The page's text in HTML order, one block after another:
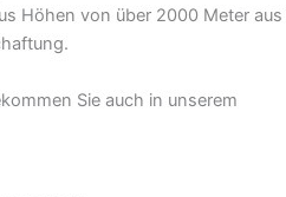
Höhen von über 2000 Meter aus
Sie auch in unserem